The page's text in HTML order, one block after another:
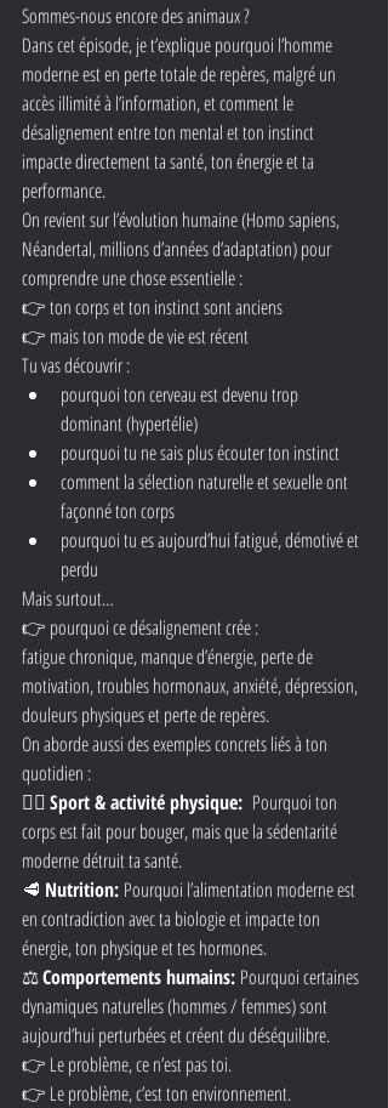
Sommes-nous encore des animaux ?
Dans cet épisode, je t’explique pourquoi l’homme
moderne est en perte totale de repères, malgré un
accès illimité à l’information, et comment le
désalignement entre ton mental et ton instinct
impacte directement ta santé, ton énergie et ta
performance.
On revient sur l’évolution humaine (Homo sapiens,
Néandertal, millions d’années d’adaptation) pour
comprendre une chose essentielle :
👉 ton corps et ton instinct sont anciens
👉 mais ton mode de vie est récent
Tu vas découvrir :
pourquoi ton cerveau est devenu trop
dominant (hypertélie)
pourquoi tu ne sais plus écouter ton instinct
comment la sélection naturelle et sexuelle ont
façonné ton corps
pourquoi tu es aujourd’hui fatigué, démotivé et
perdu
Mais surtout…
👉 pourquoi ce désalignement crée :
fatigue chronique, manque d’énergie, perte de
motivation, troubles hormonaux, anxiété, dépression,
douleurs physiques et perte de repères.
On aborde aussi des exemples concrets liés à ton
quotidien :
🏋️‍♂️ Sport & activité physique: Pourquoi ton
corps est fait pour bouger, mais que la sédentarité
moderne détruit ta santé.
🥩 Nutrition: Pourquoi l’alimentation moderne est
en contradiction avec ta biologie et impacte ton
énergie, ton physique et tes hormones.
⚖️ Comportements humains: Pourquoi certaines
dynamiques naturelles (hommes / femmes) sont
aujourd’hui perturbées et créent du déséquilibre.
👉 Le problème, ce n’est pas toi.
👉 Le problème, c’est ton environnement.